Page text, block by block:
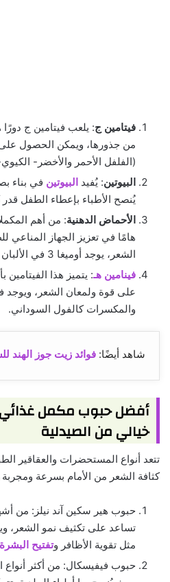
فيتامين ج: يلعب فيتامين ج
من جذورها، ويمكن الحصول على
(الفلفل الأحمر والأخضر-
البيوتين: يُفيد البيوتين في بناء
يُنصح الأطباء بإعطاء الطفل قدر
الأحماض الدهنية: من أهم
هامًا في تعزيز الجهاز المناعي
الشعر، يوجد أوميغا 3 في الألبان و
فينامين هـ: يتميز هذا
على قوة ولمعان الشعر، ويوجد
والمكسرات كالفول السوداني.
شاهد أيضًا: فوائد زيت جوز الهند
أفضل حبوب مكمل
خيالي من الصيدلية
تتعد أنواع المستحضرات والعقاقير
كثافة الشعر من الأمام بسرعة
حبوب هير سكين آند نيلز: من
تساعد على تكثيف نمو الشعر،
مثل تقوية الأظافر وتفتيح البشرة
حبوب فيفيسكال: من أكثر أنواع